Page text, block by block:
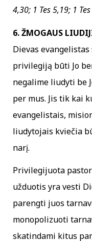
4,30; 1 Tes 5,19; 1
6. ŽMOGAUS
Dievas
privilegiją būti Jo
negalime liudyti be
per mus. Jis tik kai
evangelistais,
liudytojais kviečia
narį.
Privilegijuota
užduotis yra vesti
parengti juos
monopolizuoti
skatindami kitus